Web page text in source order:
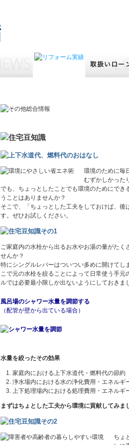
環境のために毎
むずかしかった
でも、ちょっとしたことでも環境のためにで
うことはありませんか？
そこで、「ちょっとした工夫をしておけば、
す。ぜひお試しください。
ご家庭内の水栓から出るお水やお湯の量がたく
せんか？
特にシングルレバーはついつい多めに開けてし
こで元の水栓を絞ることによって日常使う手元
ルでは必要最小限しか出ないようにしておきま
風呂場のシャワー水量を調節する
（配管が壁から出ている場合）
水量を絞ったその効果
家庭内における上下水道代・燃料代の節約
浄水場内における水の浄化費用・エネルギ
上下処理場内における処理費用・エネルギ
まずはちょとした工夫から環境に貢献してみま
ちょ